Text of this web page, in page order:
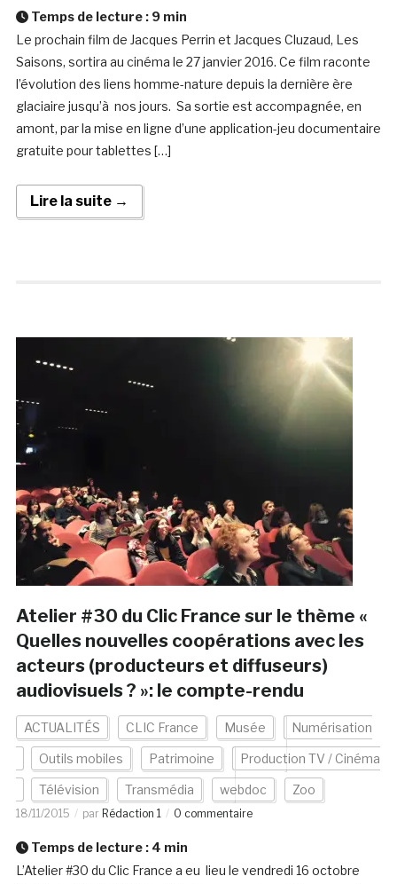
Temps de lecture : 9 min
Le prochain film de Jacques Perrin et Jacques Cluzaud, Les
Saisons, sortira au cinéma le 27 janvier 2016. Ce film raconte
l’évolution des liens homme-nature depuis la dernière ère
glaciaire jusqu’à nos jours. Sa sortie est accompagnée, en
amont, par la mise en ligne d’une application-jeu documentaire
gratuite pour tablettes […]
Lire la suite →
Atelier #30 du Clic France sur le thème «
Quelles nouvelles coopérations avec les
acteurs (producteurs et diffuseurs)
audiovisuels ? »: le compte-rendu
ACTUALITÉS CLIC France Musée Numérisation
Outils mobiles Patrimoine Production TV / Cinéma
Télévision Transmédia webdoc Zoo
18/11/2015 par Rédaction 1 0 commentaire
Temps de lecture : 4 min
L’Atelier #30 du Clic France a eu lieu le vendredi 16 octobre